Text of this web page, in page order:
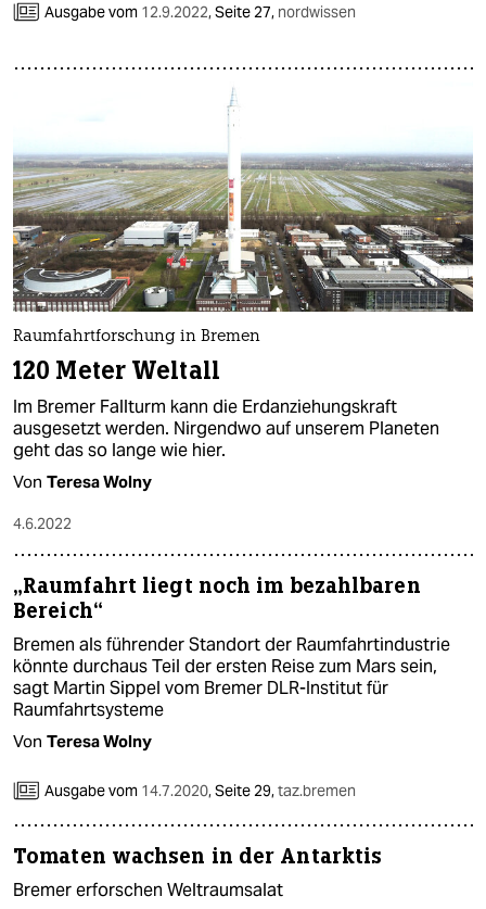
epaper login
Ausgabe vom 12.9.2022,Seite 27, nordwissen
Raumfahrtforschung in Bremen
120 Meter Weltall
Im Bremer Fallturm kann die Erdanziehungskraft
ausgesetzt werden. Nirgendwo auf unserem Planeten
geht das so lange wie hier.
Von Teresa Wolny
4.6.2022
„Raumfahrt liegt noch im bezahlbaren
Bereich“
Bremen als führender Standort der Raumfahrtindustrie
könnte durchaus Teil der ersten Reise zum Mars sein,
sagt Martin Sippel vom Bremer DLR-Institut für
Raumfahrtsysteme
Von Teresa Wolny
Ausgabe vom 14.7.2020,Seite 29,taz.bremen
Tomaten wachsen in der Antarktis
Bremer erforschen Weltraumsalat